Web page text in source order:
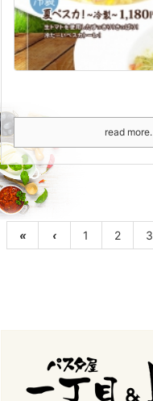
read more.
« ‹ 1 2 3